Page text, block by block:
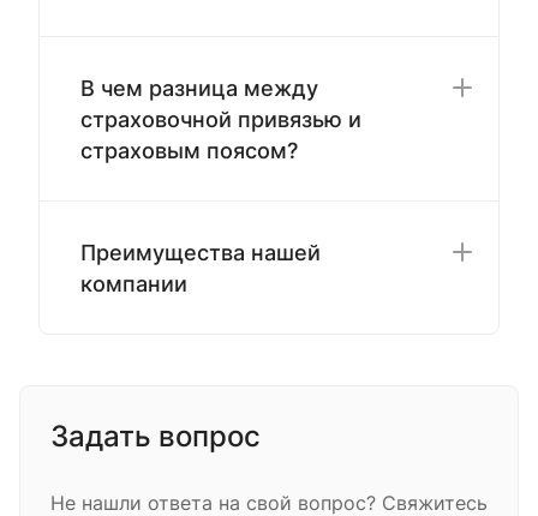
В чем разница между
страховочной привязью и
страховым поясом?
Преимущества нашей
компании
Задать вопрос
Не нашли ответа на свой вопрос? Свяжитесь